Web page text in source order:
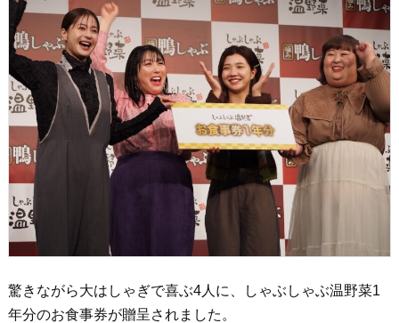
驚きながら大はしゃぎで喜ぶ4人に、しゃぶしゃぶ温野菜1
年分のお食事券が贈呈されました。